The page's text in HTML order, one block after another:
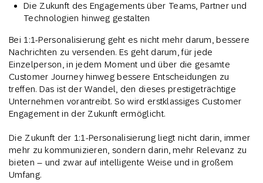
Die Zukunft des Engagements über Teams, Partner und
Technologien hinweg gestalten
Bei 1:1-Personalisierung geht es nicht mehr darum, bessere
Nachrichten zu versenden. Es geht darum, für jede
Einzelperson, in jedem Moment und über die gesamte
Customer Journey hinweg bessere Entscheidungen zu
treffen. Das ist der Wandel, den dieses prestigeträchtige
Unternehmen vorantreibt. So wird erstklassiges Customer
Engagement in der Zukunft ermöglicht.
Die Zukunft der 1:1-Personalisierung liegt nicht darin, immer
mehr zu kommunizieren, sondern darin, mehr Relevanz zu
bieten – und zwar auf intelligente Weise und in großem
Umfang.